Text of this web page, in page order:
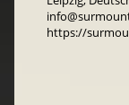
https://